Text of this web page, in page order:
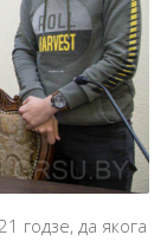
годзе, да якога